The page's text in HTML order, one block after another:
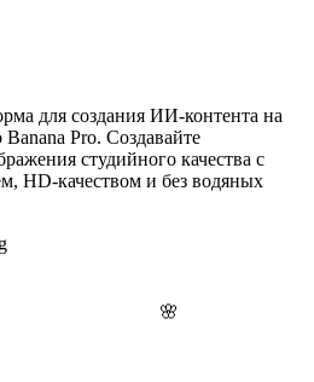
🌸
для создания ИИ-контента на
Pro. Создавайте
студийного качества с
HD-качеством и без водяных